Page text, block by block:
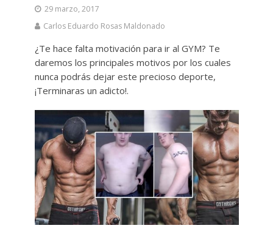
29 marzo, 2017
Carlos Eduardo Rosas Maldonado
¿Te hace falta motivación para ir al GYM? Te
daremos los principales motivos por los cuales
nunca podrás dejar este precioso deporte,
¡Terminaras un adicto!.